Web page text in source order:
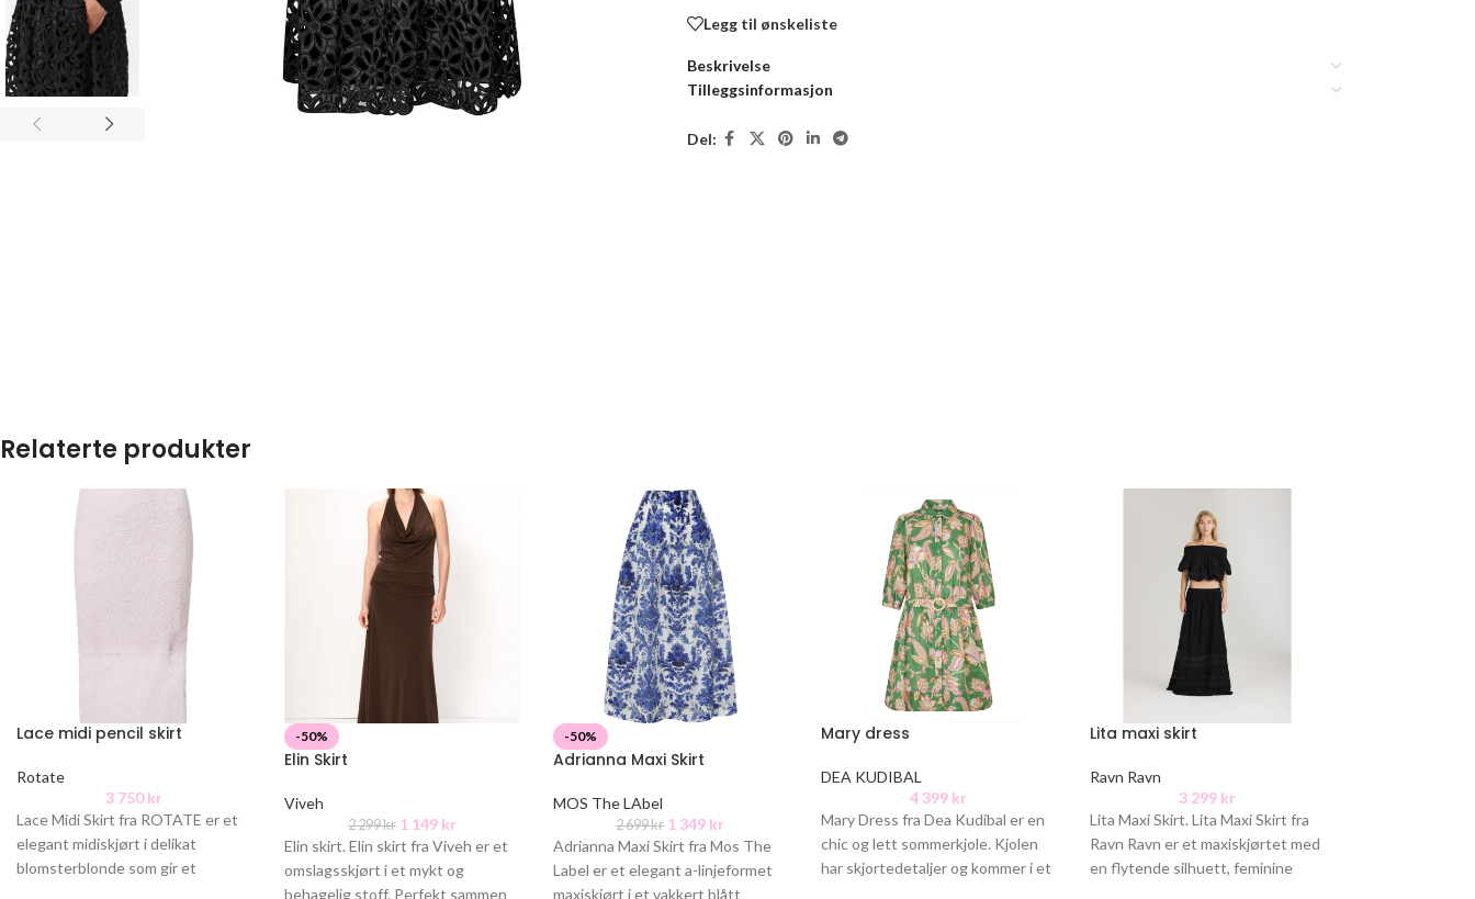
Legg til ønskeliste
Beskrivelse
Tilleggsinformasjon
Del:
Relaterte produkter
Lace midi pencil skirt
Rotate
3 750kr
Lace Midi Skirt fra ROTATE er et
elegant midiskjørt i delikat
blomsterblonde som gir et
-50%
Elin Skirt
Viveh
2 299kr 1 149 kr
Elin skirt. Elin skirt fra Viveh er et
omslagsskjørt i et mykt og
behagelig stoff. Perfekt sammen
-50%
Adrianna Maxi Skirt
MOS The LAbel
2 699kr 1 349 kr
Adrianna Maxi Skirt fra Mos The
Label er et elegant a-linjeformet
maxiskjørt i et vakkert blått
Mary dress
DEA KUDIBAL
4 399 kr
Mary Dress fra Dea Kudibal er en
chic og lett sommerkjole. Kjolen
har skjortedetaljer og kommer i et
Lita maxi skirt
Ravn Ravn
3 299 kr
Lita Maxi Skirt. Lita Maxi Skirt fra
Ravn Ravn er et maxiskjørtet med
en flytende silhuett, feminine